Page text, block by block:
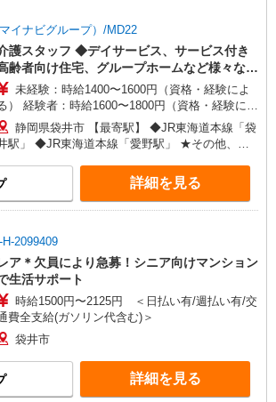
イナビグループ）/MD22
護スタッフ ◆デイサービス、サービス付き
齢者向け住宅、グループホームなど様々な勤
先から選べます。
未経験：時給1400〜1600円（資格・経験によ
） 経験者：時給1600〜1800円（資格・経験によ
る） ◎月収例 時給1800円×1日8時間×22日（週5
＝31万6800円 ◆昇給あり ◆支払い方法 ※日
い/週払い/月払い対応も可能です。詳しくは面談
にご相談ください。 ◆交通費：別途全額支給 ※
社規定あり
静岡県袋井市 【最寄駅】 ◆JR東海道本線「袋
駅」 ◆JR東海道本線「愛野駅」 ★その他、近
詳細を見る
2099409
ア＊欠員により急募！シニア向けマンション
生活サポート
時給1500円〜2125円 ＜日払い有/週払い有/交
費全支給(ガソリン代含む)＞
袋井市
詳細を見る